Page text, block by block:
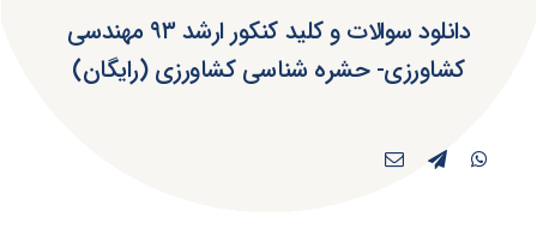
دانلود سوالات و کلید کنکور ارشد ۹۳ مهندسی
کشاورزی- حشره شناسی کشاورزی (رایگان)